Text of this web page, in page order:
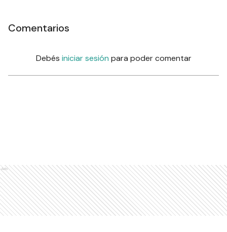
Comentarios
Debés iniciar sesión para poder comentar
Ads